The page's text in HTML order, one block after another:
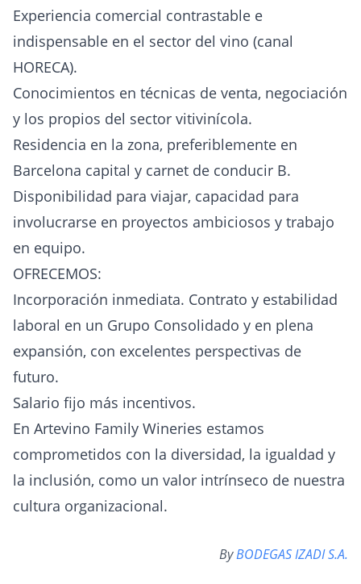
Experiencia comercial contrastable e
indispensable en el sector del vino (canal
HORECA).
Conocimientos en técnicas de venta, negociación
y los propios del sector vitivinícola.
Residencia en la zona, preferiblemente en
Barcelona capital y carnet de conducir B.
Disponibilidad para viajar, capacidad para
involucrarse en proyectos ambiciosos y trabajo
en equipo.
OFRECEMOS:
Incorporación inmediata. Contrato y estabilidad
laboral en un Grupo Consolidado y en plena
expansión, con excelentes perspectivas de
futuro.
Salario fijo más incentivos.
En Artevino Family Wineries estamos
comprometidos con la diversidad, la igualdad y
la inclusión, como un valor intrínseco de nuestra
cultura organizacional.
ByBODEGAS IZADI S.A.